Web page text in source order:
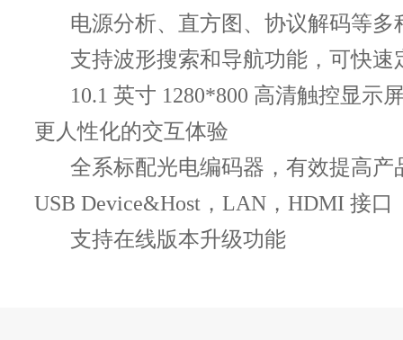
电源分析、直方图、协议解码等多
支持波形搜索和导航功能，可快速
10.1 英寸 1280*800 高清触控显示
更人性化的交互体验
全系标配光电编码器，有效提高产
USB Device&Host，LAN，HDMI 接口
支持在线版本升级功能
半通道2&全通道3)
MHO5000系列
型号
MHO5056
模拟带宽
500 MHz 1 GHz
MΩ,-3 dB)
500MHz